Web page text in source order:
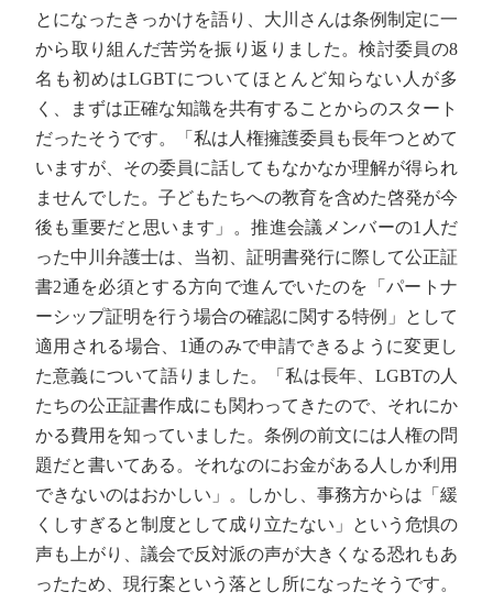
とになったきっかけを語り、大川さんは条例制定に一
から取り組んだ苦労を振り返りました。検討委員の8
名も初めはLGBTについてほとんど知らない人が多
く、まずは正確な知識を共有することからのスタート
だったそうです。「私は人権擁護委員も長年つとめて
いますが、その委員に話してもなかなか理解が得られ
ませんでした。子どもたちへの教育を含めた啓発が今
後も重要だと思います」。推進会議メンバーの1人だ
った中川弁護士は、当初、証明書発行に際して公正証
書2通を必須とする方向で進んでいたのを「パートナ
ーシップ証明を行う場合の確認に関する特例」として
適用される場合、1通のみで申請できるように変更し
た意義について語りました。「私は長年、LGBTの人
たちの公正証書作成にも関わってきたので、それにか
かる費用を知っていました。条例の前文には人権の問
題だと書いてある。それなのにお金がある人しか利用
できないのはおかしい」。しかし、事務方からは「緩
くしすぎると制度として成り立たない」という危惧の
声も上がり、議会で反対派の声が大きくなる恐れもあ
ったため、現行案という落とし所になったそうです。